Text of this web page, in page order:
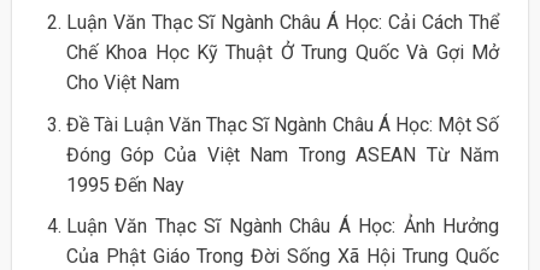
Luận Văn Thạc Sĩ Ngành Châu Á Học: Cải Cách Thể
Chế Khoa Học Kỹ Thuật Ở Trung Quốc Và Gợi Mở
Cho Việt Nam
Đề Tài Luận Văn Thạc Sĩ Ngành Châu Á Học: Một Số
Đóng Góp Của Việt Nam Trong ASEAN Từ Năm
1995 Đến Nay
Luận Văn Thạc Sĩ Ngành Châu Á Học: Ảnh Hưởng
Của Phật Giáo Trong Đời Sống Xã Hội Trung Quốc